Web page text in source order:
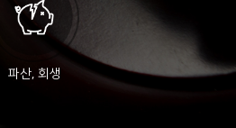
파산, 회생